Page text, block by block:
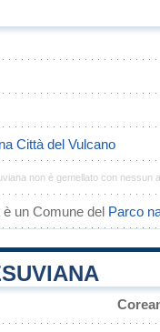
Città del Vulcano
non è gemellato con nessun
un Comune del Parco